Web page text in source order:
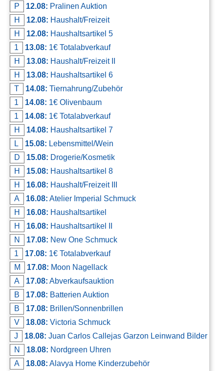
P
12.08: Pralinen Auktion
H
12.08: Haushalt/Freizeit
H
12.08: Haushaltsartikel 5
1
13.08: 1€ Totalabverkauf
H
13.08: Haushalt/Freizeit II
H
13.08: Haushaltsartikel 6
T
14.08: Tiernahrung/Zubehör
1
14.08: 1€ Olivenbaum
1
14.08: 1€ Totalabverkauf
H
14.08: Haushaltsartikel 7
L
15.08: Lebensmittel/Wein
D
15.08: Drogerie/Kosmetik
H
15.08: Haushaltsartikel 8
H
16.08: Haushalt/Freizeit III
A
16.08: Atelier Imperial Schmuck
H
16.08: Haushaltsartikel
H
16.08: Haushaltsartikel II
N
17.08: New One Schmuck
1
17.08: 1€ Totalabverkauf
M
17.08: Moon Nagellack
A
17.08: Abverkaufsauktion
B
17.08: Batterien Auktion
B
17.08: Brillen/Sonnenbrillen
V
18.08: Victoria Schmuck
J
18.08: Juan Carlos Callejas Garzon Leinwand Bilder
N
18.08: Nordgreen Uhren
A
18.08: Alavya Home Kinderzubehör